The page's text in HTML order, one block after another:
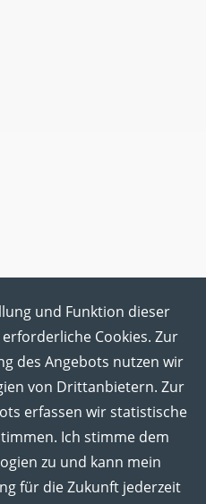
und Funktion dieser
Cookies. Zur
des Angebots nutzen wir
von Drittanbietern. Zur
erfassen wir statistische
Ich stimme dem
zu und kann mein
für die Zukunft jederzeit